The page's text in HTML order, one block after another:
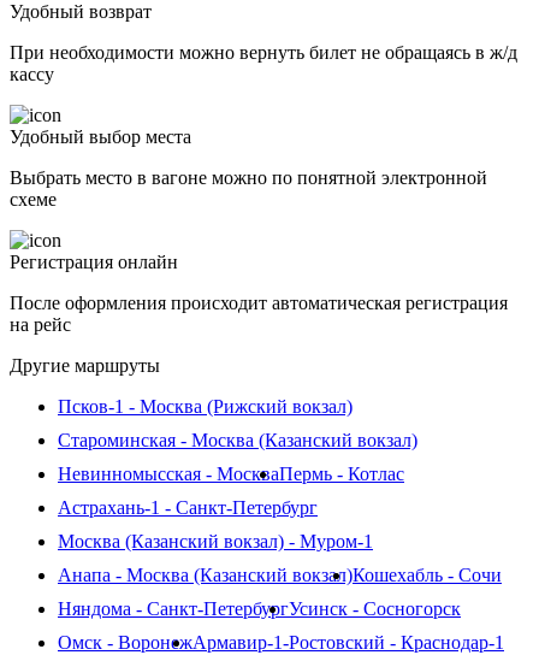
Удобный возврат
При необходимости можно вернуть билет не обращаясь в ж/д
кассу
Удобный выбор места
Выбрать место в вагоне можно по понятной электронной
схеме
Регистрация онлайн
После оформления происходит автоматическая регистрация
на рейс
Другие маршруты
Псков-1 - Москва (Рижский вокзал)
Староминская - Москва (Казанский вокзал)
Невинномысская - МоскваПермь - Котлас
Астрахань-1 - Санкт-Петербург
Москва (Казанский вокзал) - Муром-1
Анапа - Москва (Казанский вокзал)Кошехабль - Сочи
Няндома - Санкт-ПетербургУсинск - Сосногорск
Омск - ВоронежАрмавир-1-Ростовский - Краснодар-1